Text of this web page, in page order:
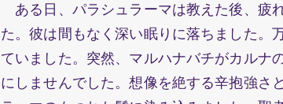
ある日、パラシュラーマは教えた後、疲
た。彼は間もなく深い眠りに落ちました。
ていました。突然、マルハナバチがカルナ
にしませんでした。想像を絶する辛抱強さ